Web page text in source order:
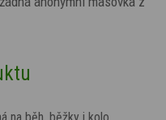
na běh, běžky i kolo